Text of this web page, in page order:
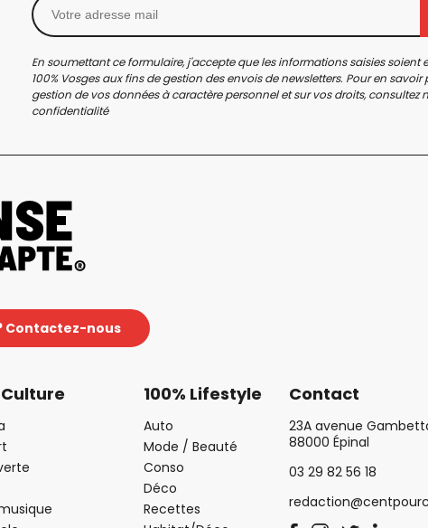
En soumettant ce formulaire, j'accepte que les informations saisies soient
100% Vosges aux fins de gestion des envois de newsletters. Pour en savoir
gestion de vos données à caractère personnel et sur vos droits, consultez
confidentialité
Contactez-nous
Culture 100% Lifestyle
Auto
Mode / Beauté
Conso
Déco
Recettes
Contact
23A avenue
88000 Épinal
03 29 82 56 18